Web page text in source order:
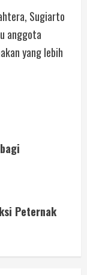
Sugiarto
anggota
yang lebih
Peternak